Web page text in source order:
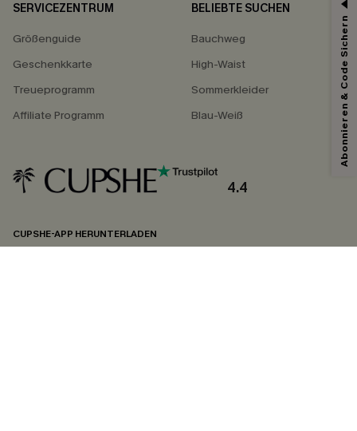
SERVICEZENTRUM
Größenguide
Geschenkkarte
Treueprogramm
Affiliate Programm
BELIEBTE SUCHEN
Bauchweg
High-Waist
Sommerkleider
Blau-Weiß
4.4
CUPSHE-APP HERUNTERLADEN
15% ERHALTEN
15% ohne MBW für E-Mail-Abonnenten.
*Ein Code pro Bestellung. Jeder Code ist einmal gültig.
undDatenschutzbestimmungen. Sie können sich jederzeit abmelden.
Abonnieren & Code Sichern